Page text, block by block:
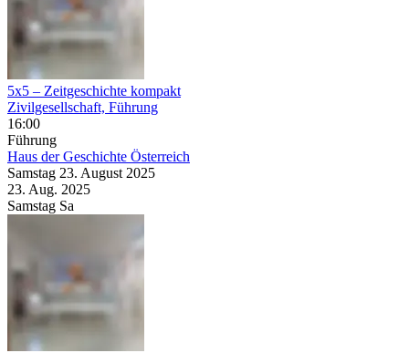
5x5 – Zeitgeschichte kompakt
Zivilgesellschaft, Führung
16:00
Führung
Haus der Geschichte Österreich
Samstag 23. August 2025
23. Aug. 2025
Samstag Sa